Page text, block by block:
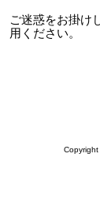
ご迷惑をお掛け
用ください。
Copyright